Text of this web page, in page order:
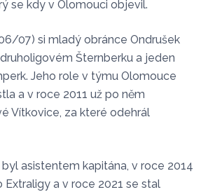
se kdy v Olomouci objevil.
07) si mladý obránce Ondrušek
Šternberku a jeden
Jeho role v týmu Olomouce
a v roce 2011 už po něm
Vítkovice, za které odehrál
asistentem kapitána, v roce 2014
a v roce 2021 se stal